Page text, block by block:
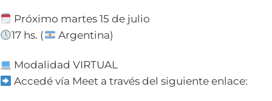
Próximo martes 15 de julio
17 hs. (
Argentina)
Modalidad VIRTUAL
Accedé vía Meet a través del siguiente enlace: